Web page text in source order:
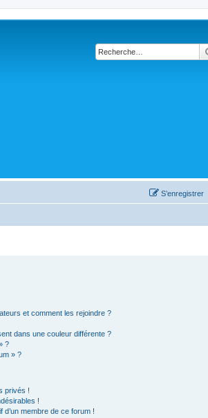
S’enregistrer
et comment les rejoindre ?
dans une couleur différente ?
?
» ?
privés !
!
d’un membre de ce forum !